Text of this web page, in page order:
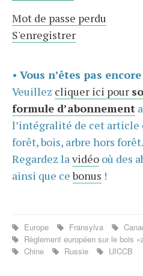
Mot de passe perdu
S'enregistrer
• Vous n’êtes pas
Veuillez cliquer ici pour
formule d’abonnement
l’intégralité de cet article
forêt, bois, arbre hors forêt.
Regardez lavidéo où des
ainsi que cebonus !
Europe Fransylva
Règlement européen sur le bois
Chine
Russie UICCB